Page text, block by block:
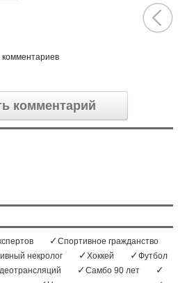
комментариев
комментарий
Спортивное гражданство
некролог Хоккей
Футбол
Самбо 90 лет